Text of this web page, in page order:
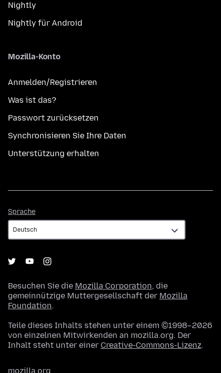
Nightly
Nightly für Android
Mozilla-Konto
Anmelden/Registrieren
Was ist das?
Passwort zurücksetzen
Synchronisieren Sie Ihre Daten
Unterstützung erhalten
Sprache
Besuchen Sie die Mozilla Corporation, die
gemeinnützige Muttergesellschaft der Mozilla
Foundation.
Teile dieses Inhalts stehen unter einem ©1998–2026
von einzelnen Mitwirkenden an mozilla.org. Der
Inhalt steht unter einer Creative-Commons-Lizenz.
mozilla.org